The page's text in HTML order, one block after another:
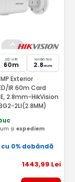
LED si IR
60m
lentila fixa
2.8mm
Exterior
IR 60m Card
2.8mm-HikVision
2LI(2.8MM)
și expediem
0% dobândă
1443,99 Lei